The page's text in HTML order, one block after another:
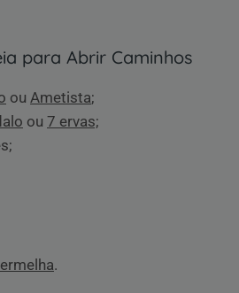
para Abrir Caminhos
ou Ametista;
ou 7 ervas;
.